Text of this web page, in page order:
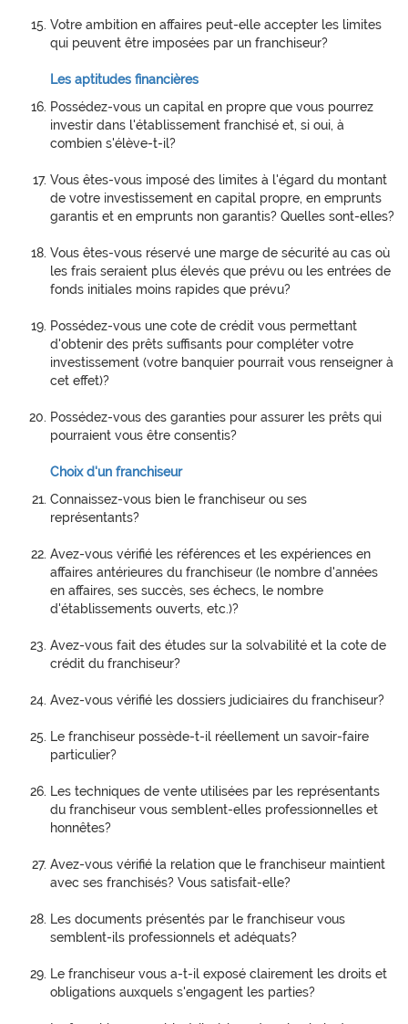
Votre ambition en affaires peut-elle accepter les limites
qui peuvent être imposées par un franchiseur?
Les aptitudes financières
Possédez-vous un capital en propre que vous pourrez
investir dans l'établissement franchisé et, si oui, à
combien s'élève-t-il?
Vous êtes-vous imposé des limites à l'égard du montant
de votre investissement en capital propre, en emprunts
garantis et en emprunts non garantis? Quelles sont-elles?
Vous êtes-vous réservé une marge de sécurité au cas où
les frais seraient plus élevés que prévu ou les entrées de
fonds initiales moins rapides que prévu?
Possédez-vous une cote de crédit vous permettant
d'obtenir des prêts suffisants pour compléter votre
investissement (votre banquier pourrait vous renseigner à
cet effet)?
Possédez-vous des garanties pour assurer les prêts qui
pourraient vous être consentis?
Choix d'un franchiseur
Connaissez-vous bien le franchiseur ou ses
représentants?
Avez-vous vérifié les références et les expériences en
affaires antérieures du franchiseur (le nombre d'années
en affaires, ses succès, ses échecs, le nombre
d'établissements ouverts, etc.)?
Avez-vous fait des études sur la solvabilité et la cote de
crédit du franchiseur?
Avez-vous vérifié les dossiers judiciaires du franchiseur?
Le franchiseur possède-t-il réellement un savoir-faire
particulier?
Les techniques de vente utilisées par les représentants
du franchiseur vous semblent-elles professionnelles et
honnêtes?
Avez-vous vérifié la relation que le franchiseur maintient
avec ses franchisés? Vous satisfait-elle?
Les documents présentés par le franchiseur vous
semblent-ils professionnels et adéquats?
Le franchiseur vous a-t-il exposé clairement les droits et
obligations auxquels s'engagent les parties?